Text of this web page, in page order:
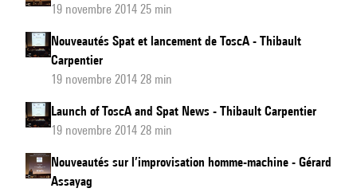
19 novembre 2014 25 min
Nouveautés Spat et lancement de ToscA - Thibault
Carpentier
19 novembre 2014 28 min
Launch of ToscA and Spat News - Thibault Carpentier
19 novembre 2014 28 min
Nouveautés sur l’improvisation homme-machine - Gérard
Assayag